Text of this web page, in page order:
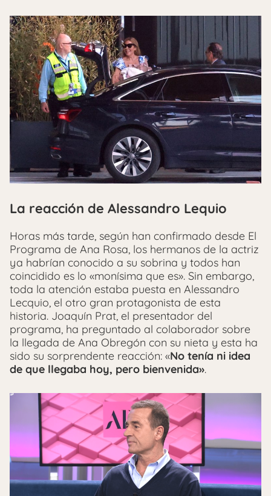
La reacción de Alessandro Lequio
Horas más tarde, según han confirmado desde El
Programa de Ana Rosa, los hermanos de la actriz
ya habrían conocido a su sobrina y todos han
coincidido es lo «monísima que es». Sin embargo,
toda la atención estaba puesta en Alessandro
Lecquio, el otro gran protagonista de esta
historia. Joaquín Prat, el presentador del
programa, ha preguntado al colaborador sobre
la llegada de Ana Obregón con su nieta y esta ha
sido su sorprendente reacción: «No tenía ni idea
de que llegaba hoy, pero bienvenida».